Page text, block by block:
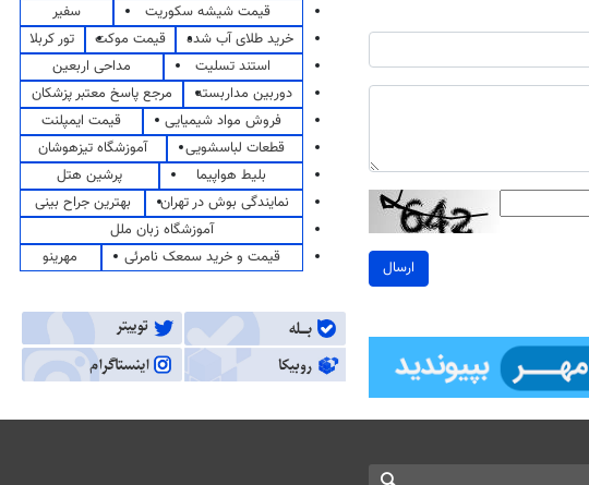
ارسال
قیمت شیشه سکوریت
سفیر
خرید طلای آب شده
قیمت موکت
تور کربلا
استند تسلیت
مداحی اربعین
دوربین مداربسته
مرجع پاسخ معتبر پزشکان
فروش مواد شیمیایی
قیمت ایمپلنت
قطعات لباسشویی
آموزشگاه تیزهوشان
بلیط هواپیما
پرشین هتل
نمایندگی بوش در تهران
بهترین جراح بینی
آموزشگاه زبان ملل
قیمت و خرید سمعک نامرئی
مهرینو